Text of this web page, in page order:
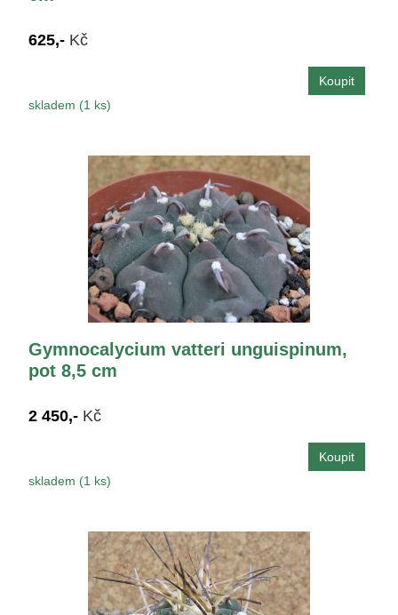
625,- Kč
skladem (1 ks)
Gymnocalycium vatteri unguispinum,
pot 8,5 cm
2 450,- Kč
skladem (1 ks)